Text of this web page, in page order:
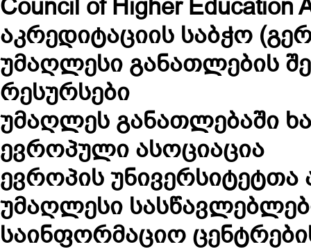
Council of Higher Education
აკრედიტაციის საბჭო
უმაღლესი განათლების
რესურსები
უმაღლეს განათლებაში
ევროპული ასოციაცია
ევროპის უნივერსიტეტთა
უმაღლესი
საინფორმაციო